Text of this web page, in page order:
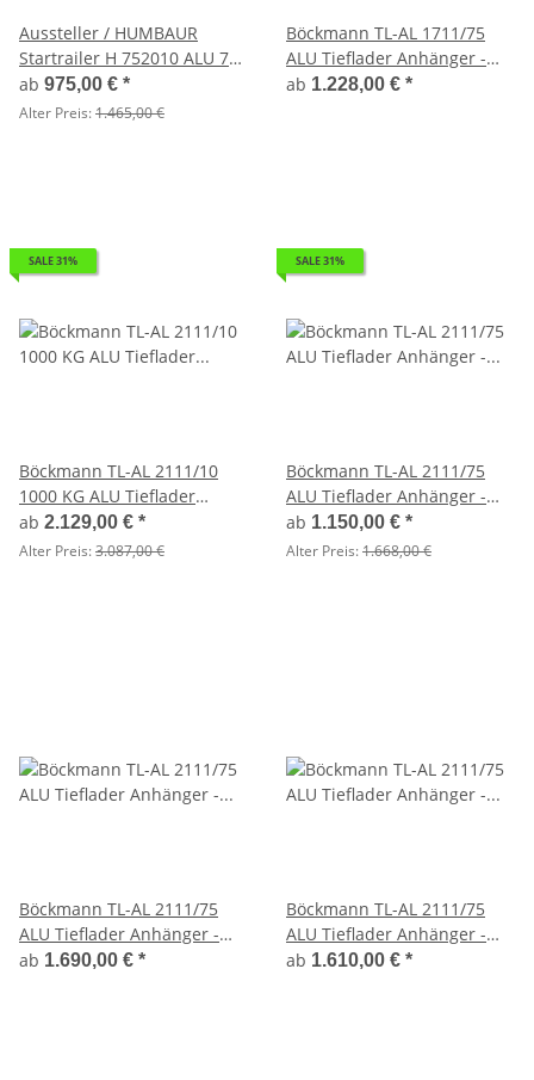
Aussteller / HUMBAUR
Startrailer H 752010 ALU 750
kg ungebremst 205 x 109
ab 975,00 € *
Alter Preis:1.465,00 €
Böckmann TL-AL 1711/75
ALU Tieflader Anhänger -
ungebremst
ab 1.228,00 € *
SALE 31%
Böckmann TL-AL 2111/10
1000 KG ALU Tieflader
Anhänger - gebremst mit
Laubgitter
ab 2.129,00 € *
Alter Preis:3.087,00 €
SALE 31%
Böckmann TL-AL 2111/75
ALU Tieflader Anhänger -
ungebremst
ab 1.150,00 € *
Alter Preis:1.668,00 €
Böckmann TL-AL 2111/75
ALU Tieflader Anhänger -
ungebremst mit ALU
ab 1.690,00 € *
Böckmann TL-AL 2111/75
ALU Tieflader Anhänger -
ungebremst mit
ab 1.610,00 € *